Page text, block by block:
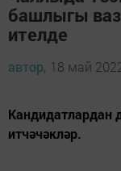
башлыгы
ителде
автор, 18 май
Кандидатлардан
итчәчәкләр.